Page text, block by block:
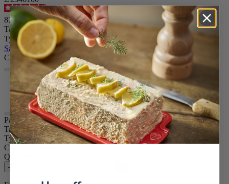
4.7/5- 970avis
87,90 €
Taille
Type Épice
Sauter le carrousel
Couleur
Chocolat
Naturel
Paris u'Select
Taille 18cm
Type Épice Poivre / Sel sec
Couleur
Quantité
–